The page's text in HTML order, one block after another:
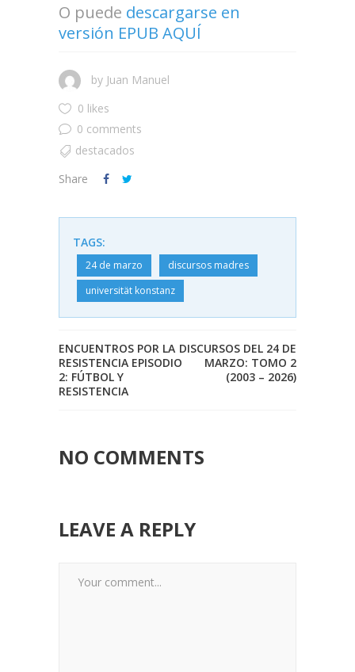
O puede descargarse en
versión EPUB AQUÍ
by Juan Manuel
0 likes
0 comments
destacados
Share
TAGS:
24 de marzo
discursos madres
universität konstanz
ENCUENTROS POR LA
RESISTENCIA EPISODIO
2: FÚTBOL Y
RESISTENCIA
DISCURSOS DEL 24 DE
MARZO: TOMO 2
(2003 – 2026)
NO COMMENTS
LEAVE A REPLY